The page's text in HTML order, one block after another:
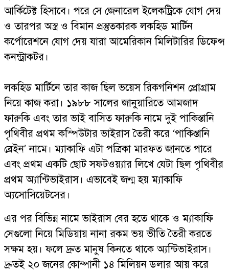
আর্কিটেক্ট হিসাবে। পরে সে জেনারেল ইলেকট্রিকে যোগ দেয়
ও তারপর অস্ত্র ও বিমান প্রস্তুতকারক লকহিড মার্টিন
কর্পোরেশনে যোগ দেয় যারা আমেরিকান মিলিটারির ডিফেন্স
কনন্ট্রাকটর।
লকহিড মার্টিনে তার কাজ ছিল ভয়েস রিকগনিশন প্রোগ্রাম
নিয়ে কাজ করা। ১৯৮৮ সালের জানুয়ারিতে আমজাদ
ফারুকি এবং তার ভাই বাসিত ফারুকি নামে দুই পাকিস্তানি
পৃথিবীর প্রথম কস্পিউটার ভাইরাস তৈরী করে ‘পাকিস্তানি
ব্রেইন’ নামে। ম্যাকাফি এটা পত্রিকা মারফত জানতে পারে
এবং প্রথম একটি ছোট সফটওয়্যার লিখে যেটা ছিল পৃথিবীর
প্রথম অ্যান্টিভাইরাস। এভাবেই জন্ম হয় ম্যাকাফি
অ্যসোসিয়েটসের।
এর পর বিভিন্ন নামে ভাইরাস বের হতে থাকে ও ম্যাকাফি
সেগুলো নিয়ে মিডিয়ায় নানা রকম ভয় ভীতি তৈরী করতে
সক্ষম হয়। ফলে দ্রুত মানুষ কিনতে থাকে অ্যন্টিভাইরাস।
দ্রুতই ২০ জনের কোম্পানী ১৪ মিলিয়ন ডলার আয় করে